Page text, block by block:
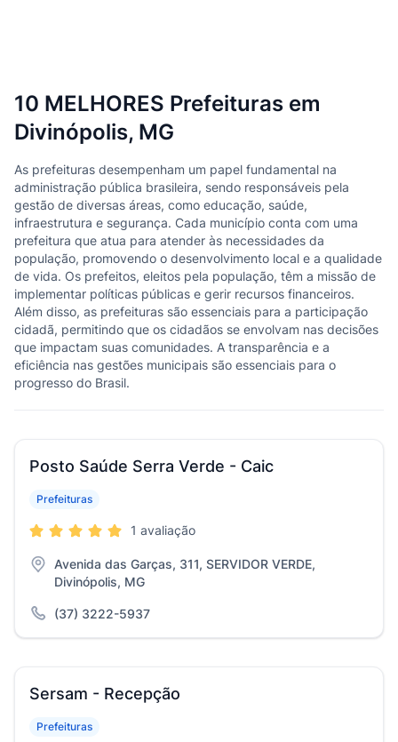
10 MELHORES Prefeituras em
Divinópolis, MG
As prefeituras desempenham um papel fundamental na
administração pública brasileira, sendo responsáveis pela
gestão de diversas áreas, como educação, saúde,
infraestrutura e segurança. Cada município conta com uma
prefeitura que atua para atender às necessidades da
população, promovendo o desenvolvimento local e a qualidade
de vida. Os prefeitos, eleitos pela população, têm a missão de
implementar políticas públicas e gerir recursos financeiros.
Além disso, as prefeituras são essenciais para a participação
cidadã, permitindo que os cidadãos se envolvam nas decisões
que impactam suas comunidades. A transparência e a
eficiência nas gestões municipais são essenciais para o
progresso do Brasil.
Posto Saúde Serra Verde - Caic
Prefeituras
1 avaliação
Avenida das Garças, 311, SERVIDOR VERDE,
Divinópolis, MG
(37) 3222-5937
Sersam - Recepção
Prefeituras